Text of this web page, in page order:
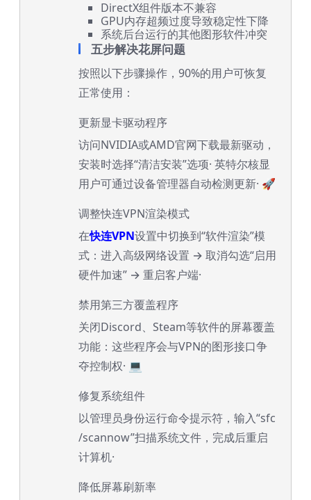
DirectX组件版本不兼容
GPU内存超频过度导致稳定性下降
系统后台运行的其他图形软件冲突
五步解决花屏问题
按照以下步骤操作，90%的用户可恢复
正常使用：
更新显卡驱动程序
访问NVIDIA或AMD官网下载最新驱动，
安装时选择“清洁安装”选项· 英特尔核显
用户可通过设备管理器自动检测更新· 🚀
调整快连VPN渲染模式
在快连VPN设置中切换到“软件渲染”模
式：进入高级网络设置 → 取消勾选“启用
硬件加速” → 重启客户端·
禁用第三方覆盖程序
关闭Discord、Steam等软件的屏幕覆盖
功能：这些程序会与VPN的图形接口争
夺控制权· 💻
修复系统组件
以管理员身份运行命令提示符，输入“sfc
/scannow”扫描系统文件，完成后重启
计算机·
降低屏幕刷新率